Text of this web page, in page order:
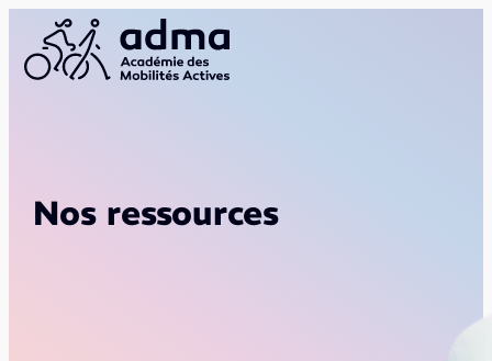
Nos ressources